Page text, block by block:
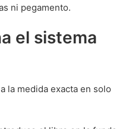
ni pegamento.
el sistema
la medida exacta en solo